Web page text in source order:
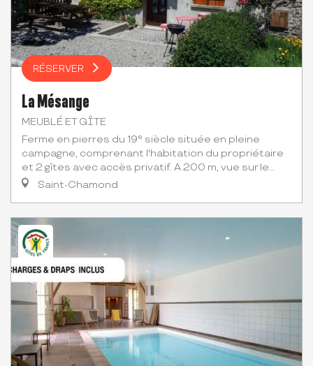
RÉSERVER
La Mésange
MEUBLÉ ET GÎTE
Ferme en pierres du 19° siècle située en pleine
campagne, comprenant l'habitation du propriétaire
et 2 gîtes avec accès privatif. A 200 m, vue sur le...
Saint-Chamond